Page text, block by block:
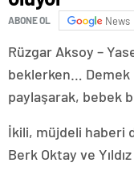
ABONE OL News
Rüzgar Aksoy –
beklerken… Demek
paylaşarak, bebek
İkili, müjdeli haberi
Berk Oktay ve